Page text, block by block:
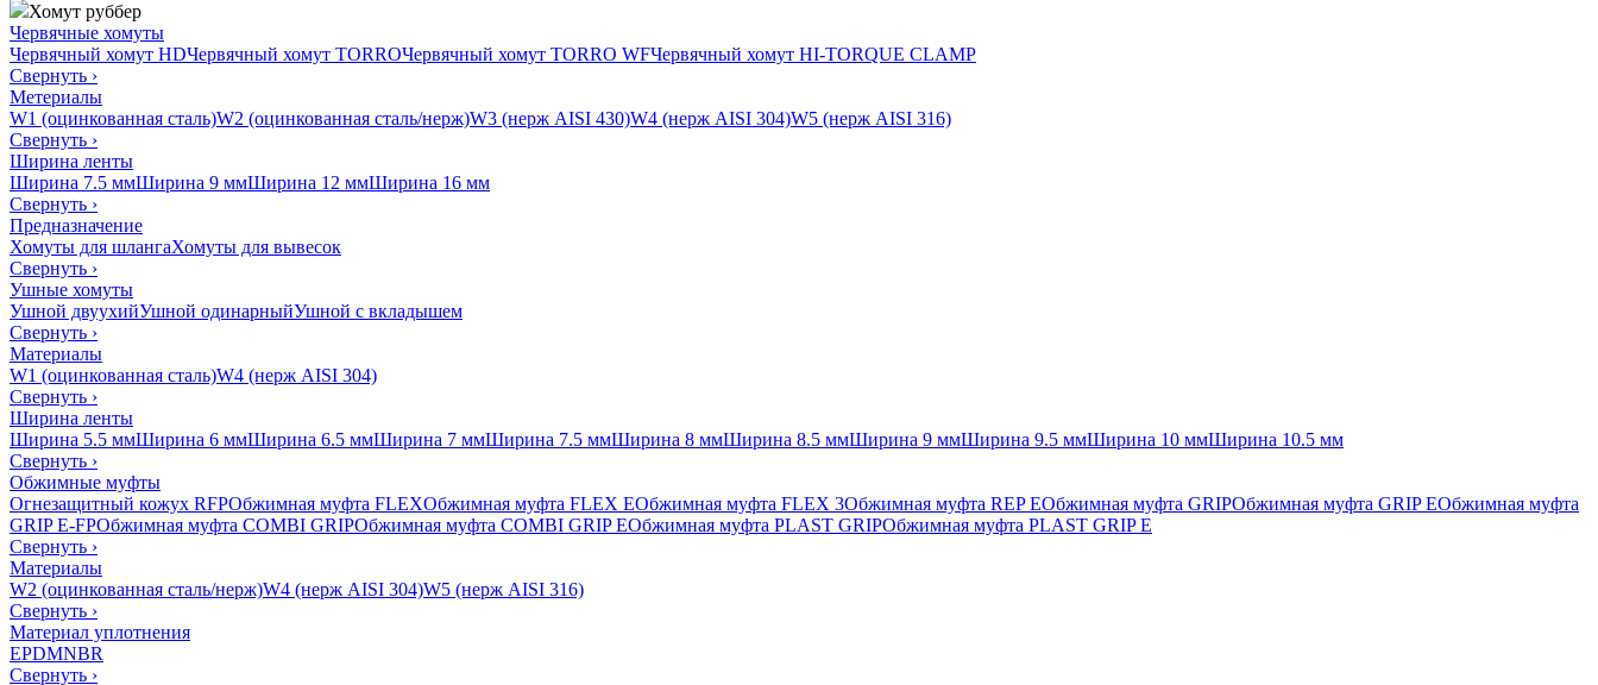
Хомут руббер
Червячные хомуты
Червячный хомут HDЧервячный хомут TORROЧервячный хомут TORRO WFЧервячный хомут HI-TORQUE CLAMP
Свернуть ›
Метериалы
W1 (оцинкованная сталь)W2 (оцинкованная сталь/нерж)W3 (нерж AISI 430)W4 (нерж AISI 304)W5 (нерж AISI 316)
Свернуть ›
Ширина ленты
Ширина 7.5 ммШирина 9 ммШирина 12 ммШирина 16 мм
Свернуть ›
Предназначение
Хомуты для шлангаХомуты для вывесок
Свернуть ›
Ушные хомуты
Ушной двуухийУшной одинарныйУшной с вкладышем
Свернуть ›
Материалы
W1 (оцинкованная сталь)W4 (нерж AISI 304)
Свернуть ›
Ширина ленты
Ширина 5.5 ммШирина 6 ммШирина 6.5 ммШирина 7 ммШирина 7.5 ммШирина 8 ммШирина 8.5 ммШирина 9 ммШирина 9.5 ммШирина 10 ммШирина 10.5 мм
Свернуть ›
Обжимные муфты
Огнезащитный кожух RFPОбжимная муфта FLEXОбжимная муфта FLEX EОбжимная муфта FLEX 3Обжимная муфта REP EОбжимная муфта GRIPОбжимная муфта GRIP EОбжимная муфта
GRIP E-FPОбжимная муфта COMBI GRIPОбжимная муфта COMBI GRIP EОбжимная муфта PLAST GRIPОбжимная муфта PLAST GRIP E
Свернуть ›
Материалы
W2 (оцинкованная сталь/нерж)W4 (нерж AISI 304)W5 (нерж AISI 316)
Свернуть ›
Материал уплотнения
EPDMNBR
Свернуть ›